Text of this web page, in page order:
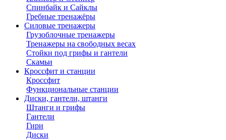
Спинбайк и Сайклы
Гребные тренажёры
Силовые тренажеры
Грузоблочные тренажеры
Тренажеры на свободных весах
Стойки под грифы и гантели
Скамьи
Кроссфит и станции
Кроссфит
Функциональные станции
Диски, гантели, штанги
Штанги и грифы
Гантели
Гири
Диски